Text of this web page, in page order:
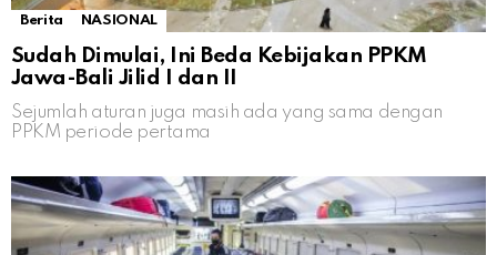
Berita NASIONAL
Sudah Dimulai, Ini Beda Kebijakan PPKM
Jawa-Bali Jilid I dan II
Sejumlah aturan juga masih ada yang sama dengan
PPKM periode pertama